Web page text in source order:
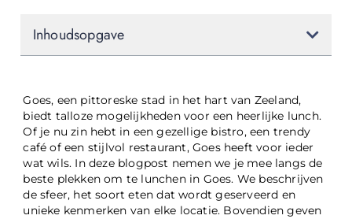
Goes, een pittoreske stad in het hart van Zeeland,
biedt talloze mogelijkheden voor een heerlijke lunch.
Of je nu zin hebt in een gezellige bistro, een trendy
café of een stijlvol restaurant, Goes heeft voor ieder
wat wils. In deze blogpost nemen we je mee langs de
beste plekken om te lunchen in Goes. We beschrijven
de sfeer, het soort eten dat wordt geserveerd en
unieke kenmerken van elke locatie. Bovendien geven
Inhoudsopgave